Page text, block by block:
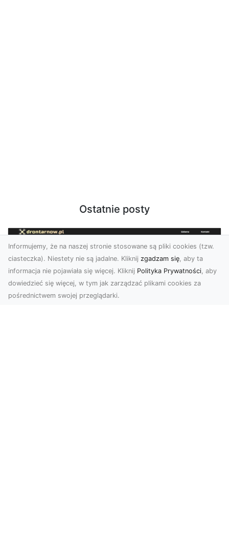
Ostatnie posty
Informujemy, że na naszej stronie stosowane są pliki cookies (tzw.
ciasteczka). Niestety nie są jadalne. Kliknij zgadzam się, aby ta
informacja nie pojawiała się więcej. Kliknij Polityka Prywatności, aby
dowiedzieć się więcej, w tym jak zarządzać plikami cookies za
pośrednictwem swojej przeglądarki.